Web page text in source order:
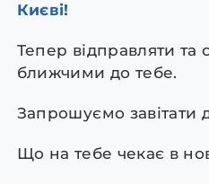
Києві!
Тепер відправляти
ближчими до тебе.
Запрошуємо завітати
Що на тебе чекає в